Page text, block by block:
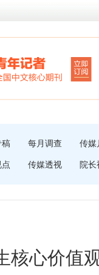
稿 每月调查 传媒
传媒透视 院长
核心价值